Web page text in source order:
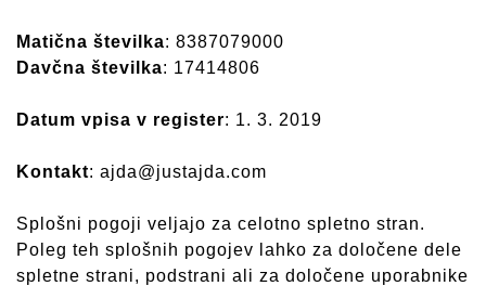
Matična številka: 8387079000
Davčna številka: 17414806
Datum vpisa v register: 1. 3. 2019
Kontakt: ajda@justajda.com
Splošni pogoji veljajo za celotno spletno stran.
Poleg teh splošnih pogojev lahko za določene dele
spletne strani, podstrani ali za določene uporabnike